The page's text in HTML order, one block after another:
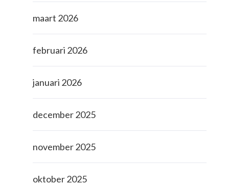
maart 2026
februari 2026
januari 2026
december 2025
november 2025
oktober 2025